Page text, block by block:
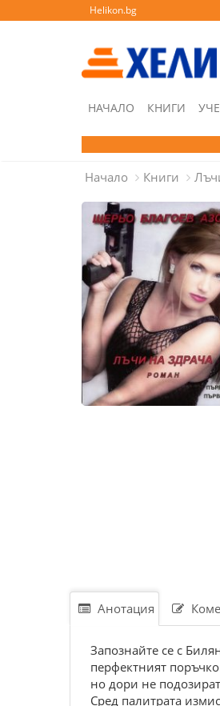
Helikon.bg
НАЧАЛО КНИГИ
Начало Книги
Анотация
Запознайте се с
перфектният
но дори не
Сред палитрата